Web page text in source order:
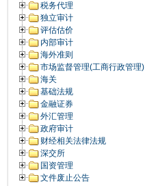
税务代理
独立审计
评估估价
内部审计
海外准则
市场监督管理(工商行政管理)
海关
基础法规
金融证券
外汇管理
政府审计
财经相关法律法规
深交所
国资管理
文件废止公告